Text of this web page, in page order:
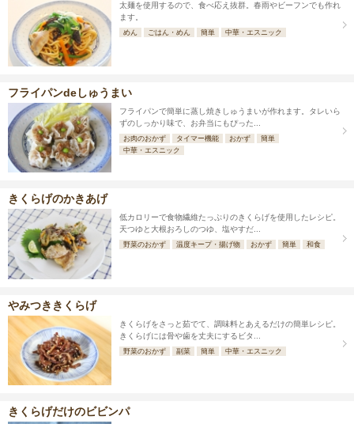
太麺を使用するので、食べ応え抜群。春雨やビーフンでも作れ
ます。
めん ごはん・めん 簡単 中華・エスニック
フライパンdeしゅうまい
フライパンで簡単に蒸し焼きしゅうまいが作れます。タレいら
ずのしっかり味で、お弁当にもぴった...
お肉のおかず タイマー機能 おかず
簡単
中華・エスニック
きくらげのかきあげ
低カロリーで食物繊維たっぷりのきくらげを使用したレシピ。
天つゆと大根おろしのつゆ、塩やすだ...
野菜のおかず 温度キープ・揚げ物 おかず 簡単 和食
やみつききくらげ
きくらげをさっと茹でて、調味料とあえるだけの簡単レシピ。
きくらげには骨や歯を丈夫にするビタ...
野菜のおかず 副菜 簡単 中華・エスニック
きくらげだけのビビンパ